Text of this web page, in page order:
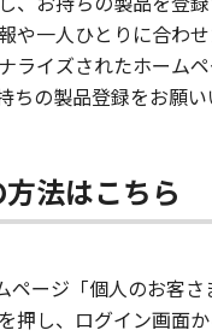
や一人ひとりに合わ
ライズされたホーム
ちの製品登録をお願い
法はこちら
ページ「個人のお客さ
押し、ログイン画面